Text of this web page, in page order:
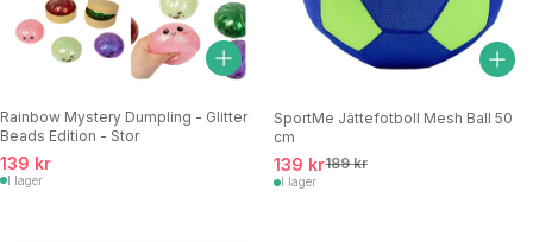
Rainbow Mystery Dumpling - Glitter
Beads Edition - Stor
139 kr
I lager
SportMe Jättefotboll Mesh Ball 50
cm
139 kr189 kr
I lager